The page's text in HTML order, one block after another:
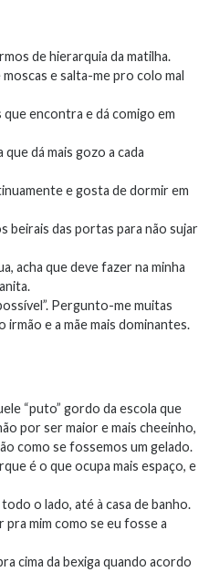
de hierarquia da matilha.
e salta-me pro colo mal
encontra e dá comigo em
que dá mais gozo a cada
e gosta de dormir em
beirais das portas para não sujar
acha que deve fazer na minha
Pergunto-me muitas
e a mãe mais dominantes.
“puto” gordo da escola que
por ser maior e mais cheeinho,
como se fossemos um gelado.
é o que ocupa mais espaço, e
o lado, até à casa de banho.
pra mim como se eu fosse a
cima da bexiga quando acordo